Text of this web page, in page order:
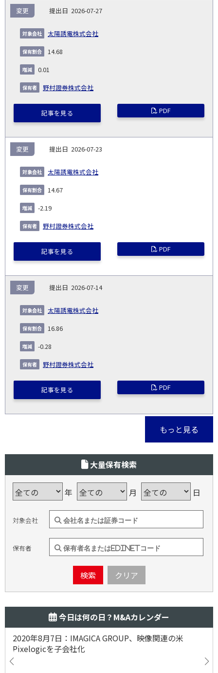
2026-07-27
太陽誘電株式会社
変更
14.68
0.01
野村證券株式会社
記事を見る PDF
2026-07-23
太陽誘電株式会社
変更
14.67
-2.19
野村證券株式会社
記事を見る PDF
2026-07-14
太陽誘電株式会社
変更
16.86
-0.28
野村證券株式会社
記事を見る PDF
もっと見る
大量保有検索
年 月 日
対象会社
保有者
検索 クリア
今日は何の日？M&Aカレンダー
2020年8月7日：IMAGICA GROUP、映像関連の米
Pixelogicを子会社化